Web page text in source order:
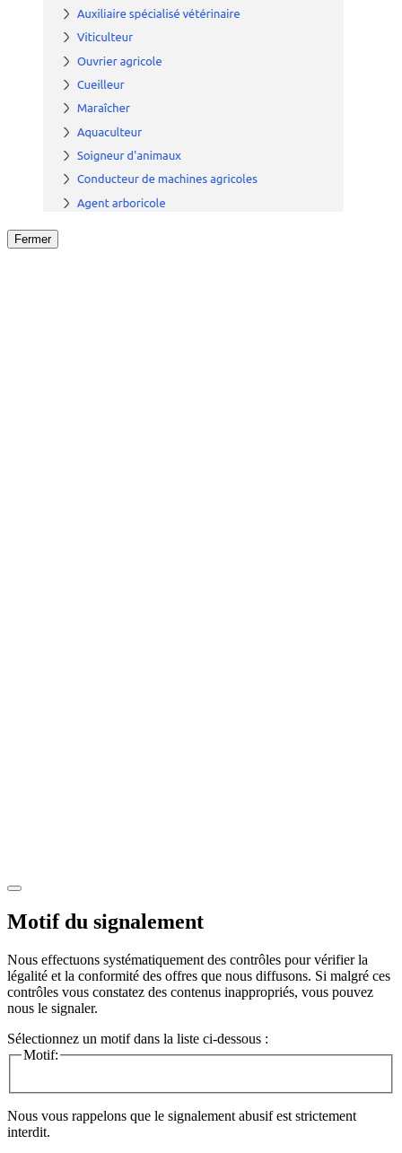
Fermer
Motif du signalement
Nous effectuons systématiquement des contrôles pour vérifier la
légalité et la conformité des offres que nous diffusons. Si malgré ces
contrôles vous constatez des contenus inappropriés, vous pouvez
nous le signaler.
Sélectionnez un motif dans la liste ci-dessous :
Motif:
Nous vous rappelons que le signalement abusif est strictement
interdit.